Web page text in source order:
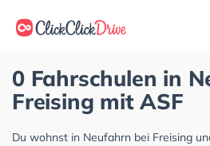
0 Fahrschulen in
Freising mit ASF
Du wohnst in Neufahrn bei Freising